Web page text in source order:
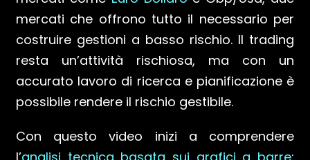
mercati che offrono tutto il necessario per
costruire gestioni a basso rischio. Il trading
resta un’attività rischiosa, ma con un
accurato lavoro di ricerca e pianificazione è
possibile rendere il rischio gestibile.
Con questo video inizi a comprendere